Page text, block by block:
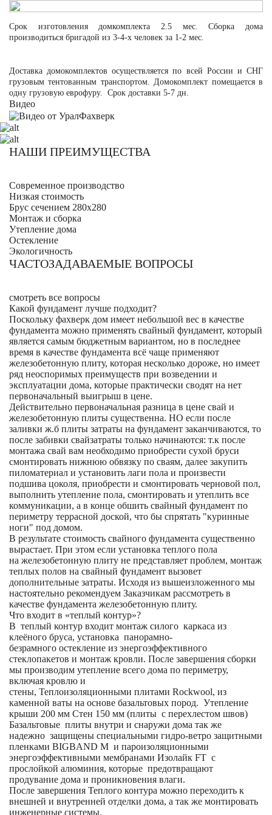
Срок изготовления домкомплекта 2.5 мес. Сборка дома
производиться бригадой из 3-4-х человек за 1-2 мес.
Доставка домокомплектов осуществляется по всей России и СНГ
грузовым тентованным транспортом. Домокомплект помещается в
одну грузовую еврофуру. Срок доставки 5-7 дн.
Видео
НАШИ ПРЕИМУЩЕСТВА
Современное производство
Низкая стоимость
Брус сечением 280х280
Монтаж и сборка
Утепление дома
Остекление
Экологичность
ЧАСТОЗАДАВАЕМЫЕ ВОПРОСЫ
смотреть все вопросы
Какой фундамент лучше подходит?
Поскольку фахверк дом имеет небольшой вес в качестве
фундамента можно применять свайный фундамент, который
является самым бюджетным вариантом, но в последнее
время в качестве фундамента всё чаще применяют
железобетонную плиту, которая несколько дороже, но имеет
ряд неоспоримых преимуществ при возведении и
эксплуатации дома, которые практически сводят на нет
первоначальный выигрыш в цене.
Действительно первоначальная разница в цене свай и
железобетонную плиты существенна. НО если после
заливки ж.б плиты затраты на фундамент заканчиваются, то
после забивки свайзатраты только начинаются: т.к после
монтажа свай вам необходимо приобрести сухой бруси
смонтировать нижнюю обвязку по сваям, далее закупить
пиломатериал и установить лаги пола и произвести
подшива цоколя, приобрести и смонтировать черновой пол,
выполнить утепление пола, смонтировать и утеплить все
коммуникации, а в конце обшить свайный фундамент по
периметру террасной доской, что бы спрятать "куринные
ноги" под домом.
В результате стоимость свайного фундамента существенно
вырастает. При этом если установка теплого пола
на железобетонную плиту не представляет проблем, монтаж
теплых полов на свайный фундамент вызовет
дополнительные затраты. Исходя из вышеизложенного мы
настоятельно рекомендуем Заказчикам рассмотреть в
качестве фундамента железобетонную плиту.
Что входит в «теплый контур»?
В теплый контур входит монтаж силого каркаса из
клеёного бруса, установка панорамно-
безрамного остекление из энергоэффективного
стеклопакетов и монтаж кровли. После завершения сборки
мы производим утепление всего дома по периметру,
включая кровлю и
стены, Теплоизоляционными плитами Rockwool, из
каменной ваты на основе базальтовых пород. Утепление
крыши 200 мм Стен 150 мм (плиты с перехлестом швов)
Базальтовые плиты внутри и снаружи дома так же
надежно защищены специальными гидро-ветро защитными
пленками BIGBAND M и пароизоляционными
энергоэффективными мембранами Изолайк FT с
прослойкой алюминия, которые предотвращают
продувание дома и проникновения влаги.
После завершения Теплого контура можно переходить к
внешней и внутренней отделки дома, а так же монтировать
инженерные системы.